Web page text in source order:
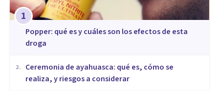
1
Popper: qué es y cuáles son los efectos de esta
droga
2.
Ceremonia de ayahuasca: qué es, cómo se
realiza, y riesgos a considerar